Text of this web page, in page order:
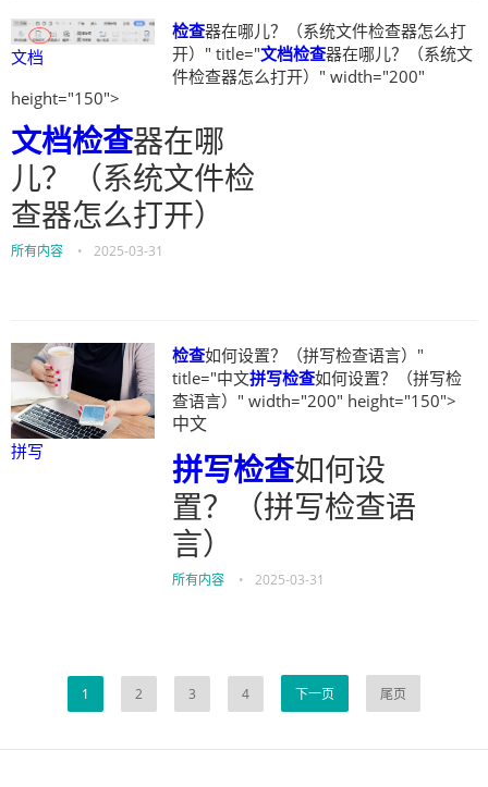
文档
检查器在哪儿？（系统文件检查器怎么打
开）" title="文档检查器在哪儿？（系统文
件检查器怎么打开）" width="200"
height="150">
文档检查器在哪
儿？（系统文件检
查器怎么打开）
所有内容 • 2025-03-31
拼写
检查如何设置？（拼写检查语言）"
title="中文拼写检查如何设置？（拼写检
查语言）" width="200" height="150">
中文
拼写检查如何设
置？（拼写检查语
言）
所有内容 • 2025-03-31
1 2 3 4 下一页 尾页